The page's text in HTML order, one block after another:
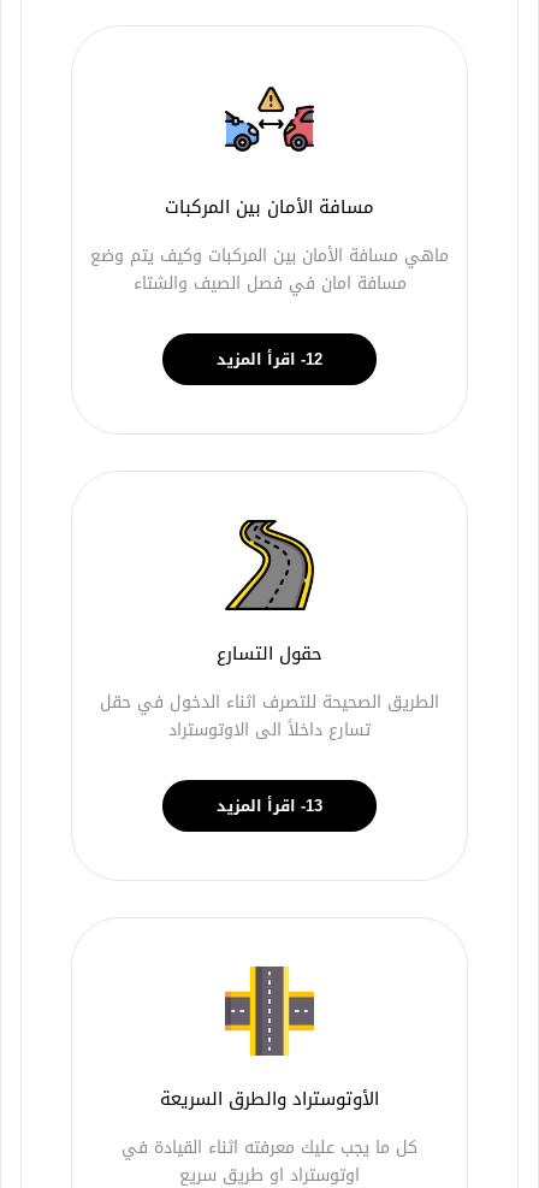
مسافة الأمان بين المركبات
ماهي مسافة الأمان بين المركبات وكيف يتم وضع
مسافة امان في فصل الصيف والشتاء
12- اقرأ المزيد
حقول التسارع
الطريق الصحيحة للتصرف اثناء الدخول في حقل
تسارع داخلاً الى الاوتوستراد
13- اقرأ المزيد
الأوتوستراد والطرق السريعة
كل ما يجب عليك معرفته اثناء القيادة في
اوتوستراد او طريق سريع